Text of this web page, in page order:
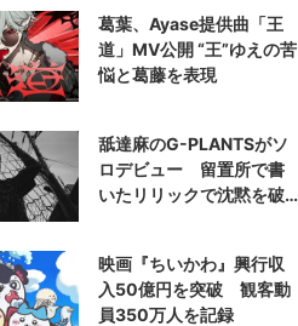
葛葉、Ayase提供曲「王
道」MV公開 “王”ゆえの苦
悩と葛藤を表現
舐達麻のG-PLANTSがソ
ロデビュー 留置所で書
いたリリックで沈黙を破
映画『ちいかわ』興行収
入50億円を突破 観客動
員350万人を記録